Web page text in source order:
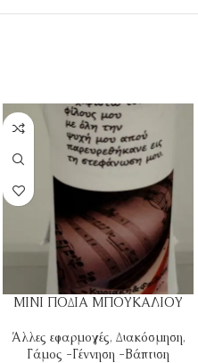
ΜΙΝΙ ΠΟΔΙΑ ΜΠΟΥΚΑΛΙΟΥ
Άλλες εφαρμογές, Διακόσμηση,
Γάμος -Γέννηση -Βάπτιση